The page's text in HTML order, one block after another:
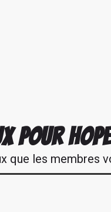
POUR
que les membres